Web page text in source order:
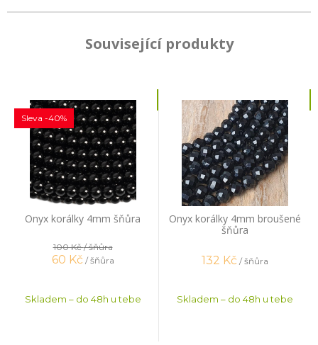
Související produkty
Onyx korálky 4mm šňůra
Sleva -40%
100 Kč/ šňůra
60 Kč / šňůra
Skladem – do 48h u tebe
Onyx korálky 4mm broušené
šňůra
132 Kč / šňůra
Skladem – do 48h u tebe